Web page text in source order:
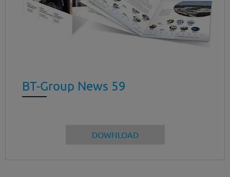
BT-Group News 59
DOWNLOAD